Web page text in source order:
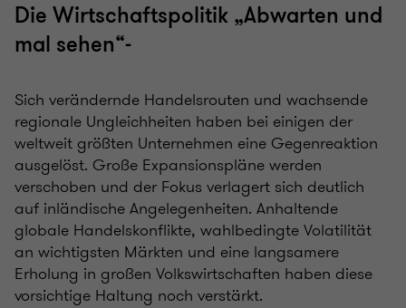
Die Wirtschaftspolitik „Abwarten und
mal sehen“-
Sich verändernde Handelsrouten und wachsende
regionale Ungleichheiten haben bei einigen der
weltweit größten Unternehmen eine Gegenreaktion
ausgelöst. Große Expansionspläne werden
verschoben und der Fokus verlagert sich deutlich
auf inländische Angelegenheiten. Anhaltende
globale Handelskonflikte, wahlbedingte Volatilität
an wichtigsten Märkten und eine langsamere
Erholung in großen Volkswirtschaften haben diese
vorsichtige Haltung noch verstärkt.